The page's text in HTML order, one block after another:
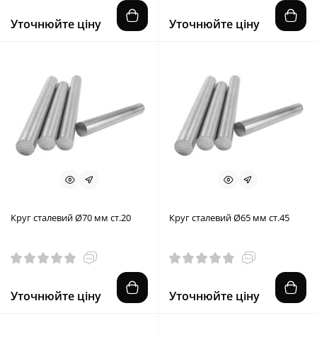
Уточнюйте ціну Уточнюйте ціну
Круг сталевий Ø70 мм ст.20
Уточнюйте ціну
Круг сталевий Ø65 мм ст.45
Уточнюйте ціну